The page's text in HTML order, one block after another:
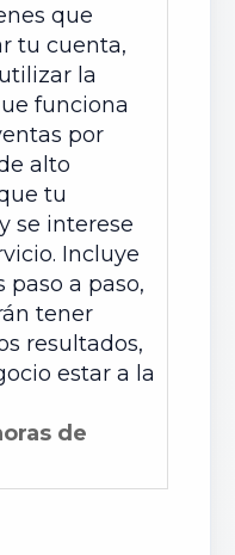
que
tu cuenta,
la
funciona
por
alto
tu
se interese
Incluye
paso a paso,
tener
resultados,
estar a la
de